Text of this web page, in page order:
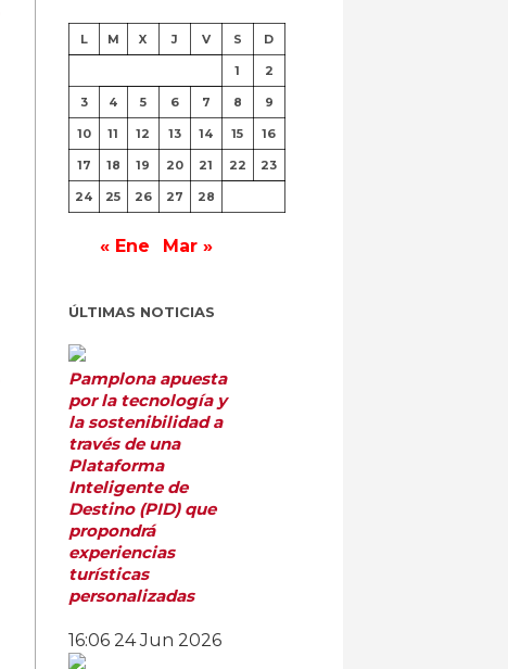
L M X J V S D
1 2
3 4 5 6 7 8 9
10 11 12 13 14 15 16
17 18 19 20 21 22 23
24 25 26 27 28
« Ene Mar »
ÚLTIMAS NOTICIAS
Pamplona apuesta
por la tecnología y
la sostenibilidad a
través de una
Plataforma
Inteligente de
Destino (PID) que
propondrá
experiencias
turísticas
personalizadas
16:06 24 Jun 2026